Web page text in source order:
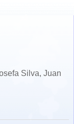
Silva, Juan